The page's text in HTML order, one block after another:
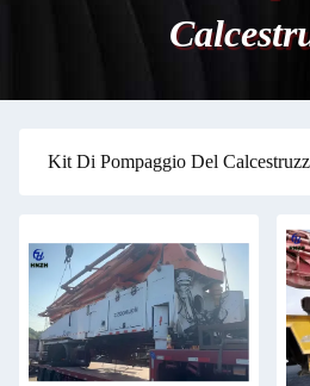
Kit Di Pompaggio Del